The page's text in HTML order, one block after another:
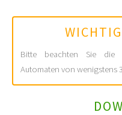
Bitte beachten Sie die
Automaten von wenigstens